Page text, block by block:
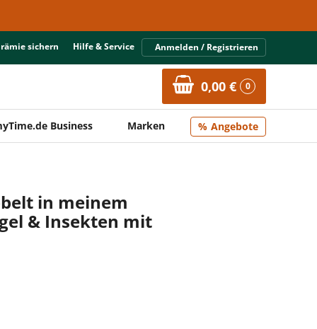
sichern Hilfe & Service Anmelden / Registrieren
0,00 € 0
Business Marken Angebote
in meinem
& Insekten mit